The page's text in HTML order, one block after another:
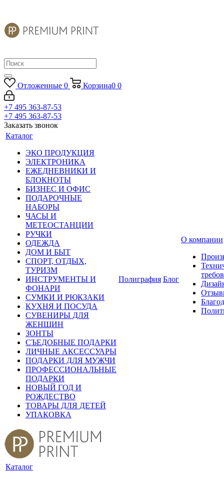
Отложенные 0 Корзина0 0
+7 495 363-87-53
+7 495 363-87-53
Заказать звонок
Каталог
ЭКО ПРОДУКЦИЯ
ЭЛЕКТРОНИКА
ЕЖЕДНЕВНИКИ И
БЛОКНОТЫ
БИЗНЕС И ОФИС
ПОДАРОЧНЫЕ
НАБОРЫ
ЧАСЫ И
МЕТЕОСТАНЦИИ
РУЧКИ
ОДЕЖДА
ДОМ И БЫТ
СПОРТ, ОТДЫХ,
ТУРИЗМ
ИНСТРУМЕНТЫ И
ФОНАРИ
СУМКИ И РЮКЗАКИ
КУХНЯ И ПОСУДА
СУВЕНИРЫ ДЛЯ
ЖЕНЩИН
ЗОНТЫ
СЪЕДОБНЫЕ ПОДАРКИ
ЛИЧНЫЕ АКСЕССУАРЫ
ПОДАРКИ ДЛЯ МУЖЧИ
ПРОФЕССИОНАЛЬНЫЕ
ПОДАРКИ
НОВЫЙ ГОД И
РОЖДЕСТВО
ТОВАРЫ ДЛЯ ДЕТЕЙ
УПАКОВКА
Полиграфия Блог
О компании
Каталог